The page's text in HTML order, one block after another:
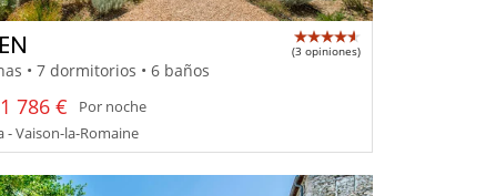
(3 opiniones)
• 7 dormitorios • 6 baños
786 €
Por noche
- Vaison-la-Romaine